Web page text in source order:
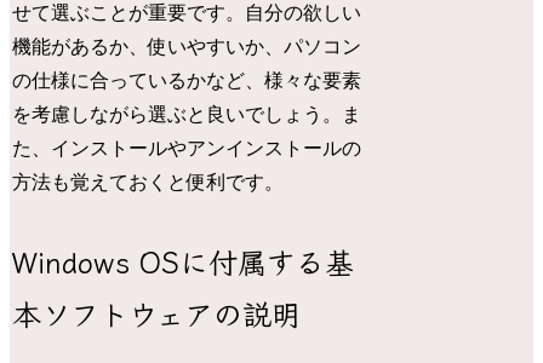
せて選ぶことが重要です。自分の欲しい
機能があるか、使いやすいか、パソコン
の仕様に合っているかなど、様々な要素
を考慮しながら選ぶと良いでしょう。ま
た、インストールやアンインストールの
方法も覚えておくと便利です。
Windows OSに付属する基
本ソフトウェアの説明